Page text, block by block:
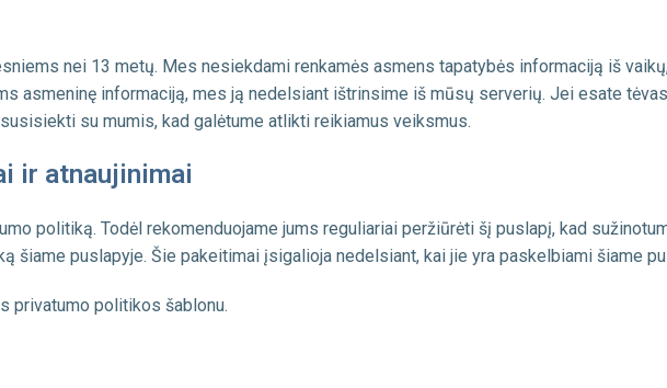
nei 13 metų. Mes nesiekdami renkamės asmens tapatybės informaciją iš
asmeninę informaciją, mes ją nedelsiant ištrinsime iš mūsų serverių. Jei esate
su mumis, kad galėtume atlikti reikiamus veiksmus.
ir atnaujinimai
politiką. Todėl rekomenduojame jums reguliariai peržiūrėti šį puslapį, kad
šiame puslapyje. Šie pakeitimai įsigalioja nedelsiant, kai jie yra paskelbiami šiame
privatumo politikos šablonu.